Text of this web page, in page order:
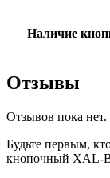
Наличие
Отзывы
Отзывов пока нет.
Будьте первым,
кнопочный